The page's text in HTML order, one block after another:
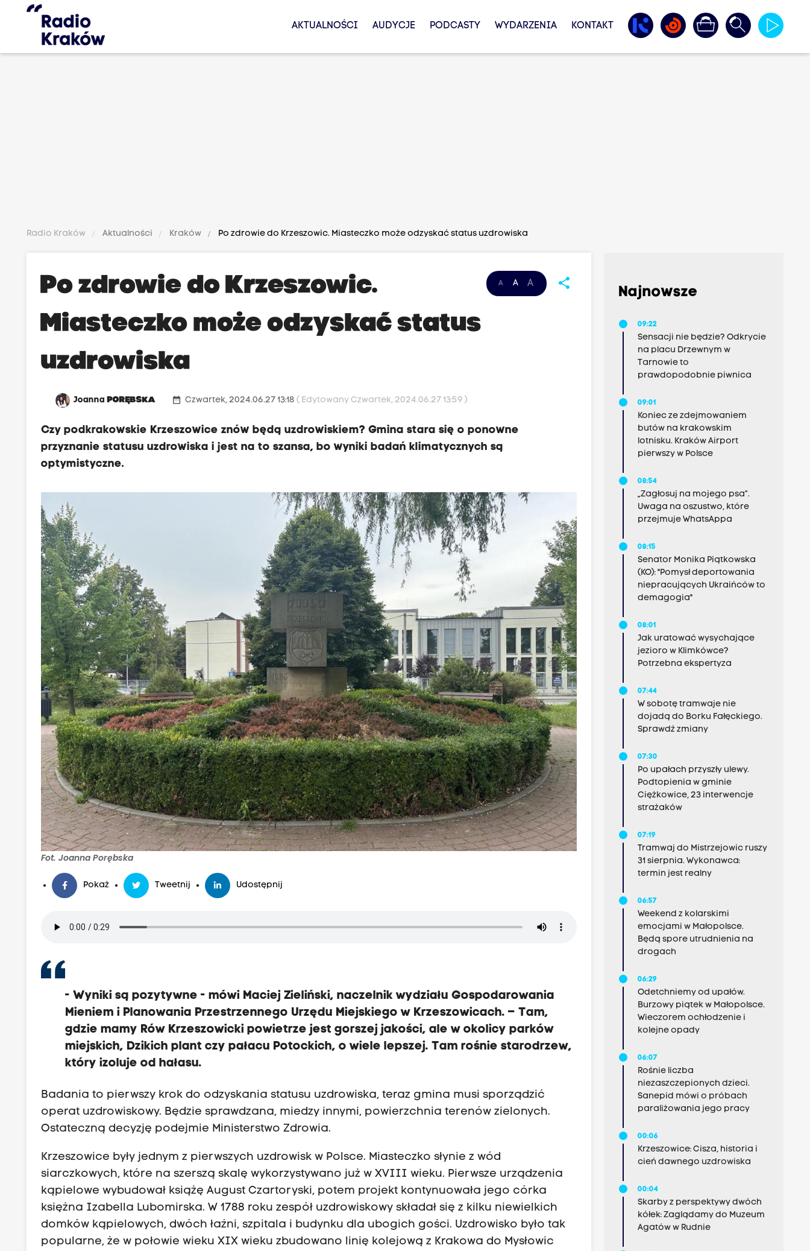
AKTUALNOŚCI AUDYCJE PODCASTY WYDARZENIA KONTAKT
Radio Kraków Aktualności Kraków Po zdrowie do Krzeszowic. Miasteczko może odzyskać status uzdrowiska
A A A share
Po zdrowie do Krzeszowic.
Miasteczko może odzyskać status
uzdrowiska
JoannaPORĘBSKA date_range Czwartek, 2024.06.27 13:18( Edytowany Czwartek, 2024.06.27 13:59 )
Czy podkrakowskie Krzeszowice znów będą uzdrowiskiem? Gmina stara się o ponowne
przyznanie statusu uzdrowiska i jest na to szansa, bo wyniki badań klimatycznych są
optymistyczne.
Fot. Joanna Porębska
Pokaż Tweetnij Udostępnij
- Wyniki są pozytywne - mówi Maciej Zieliński, naczelnik wydziału Gospodarowania
Mieniem i Planowania Przestrzennego Urzędu Miejskiego w Krzeszowicach. – Tam,
gdzie mamy Rów Krzeszowicki powietrze jest gorszej jakości, ale w okolicy parków
miejskich, Dzikich plant czy pałacu Potockich, o wiele lepszej. Tam rośnie starodrzew,
który izoluje od hałasu.
Badania to pierwszy krok do odzyskania statusu uzdrowiska, teraz gmina musi sporządzić
operat uzdrowiskowy. Będzie sprawdzana, miedzy innymi, powierzchnia terenów zielonych.
Ostateczną decyzję podejmie Ministerstwo Zdrowia.
Krzeszowice były jednym z pierwszych uzdrowisk w Polsce. Miasteczko słynie z wód
siarczkowych, które na szerszą skalę wykorzystywano już w XVIII wieku. Pierwsze urządzenia
kąpielowe wybudował książę August Czartoryski, potem projekt kontynuowała jego córka
księżna Izabella Lubomirska. W 1788 roku zespół uzdrowiskowy składał się z kilku niewielkich
domków kąpielowych, dwóch łaźni, szpitala i budynku dla ubogich gości. Uzdrowisko było tak
popularne, że w połowie wieku XIX wieku zbudowano linię kolejową z Krakowa do Mysłowic
Najnowsze
09:22
Sensacji nie będzie? Odkrycie
na placu Drzewnym w
Tarnowie to
prawdopodobnie piwnica
09:01
Koniec ze zdejmowaniem
butów na krakowskim
lotnisku. Kraków Airport
pierwszy w Polsce
08:54
„Zagłosuj na mojego psa”.
Uwaga na oszustwo, które
przejmuje WhatsAppa
08:15
Senator Monika Piątkowska
(KO): "Pomysł deportowania
niepracujących Ukraińców to
demagogia"
08:01
Jak uratować wysychające
jezioro w Klimkówce?
Potrzebna ekspertyza
07:44
W sobotę tramwaje nie
dojadą do Borku Fałęckiego.
Sprawdź zmiany
07:30
Po upałach przyszły ulewy.
Podtopienia w gminie
Ciężkowice, 23 interwencje
strażaków
07:19
Tramwaj do Mistrzejowic ruszy
31 sierpnia. Wykonawca:
termin jest realny
06:57
Weekend z kolarskimi
emocjami w Małopolsce.
Będą spore utrudnienia na
drogach
06:29
Odetchniemy od upałów.
Burzowy piątek w Małopolsce.
Wieczorem ochłodzenie i
kolejne opady
06:07
Rośnie liczba
niezaszczepionych dzieci.
Sanepid mówi o próbach
paraliżowania jego pracy
00:06
Krzeszowice: Cisza, historia i
cień dawnego uzdrowiska
00:04
Skarby z perspektywy dwóch
kółek: Zaglądamy do Muzeum
Agatów w Rudnie